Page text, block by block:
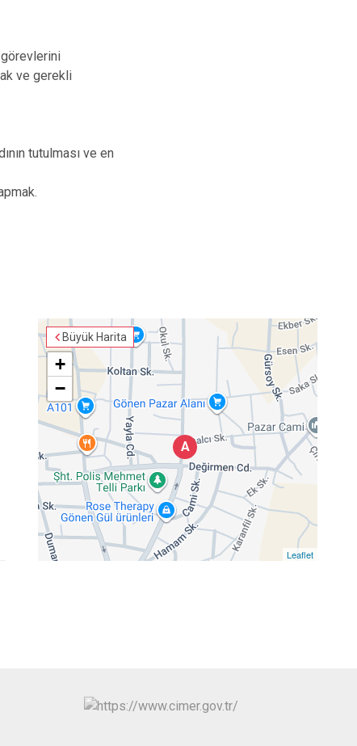
görevlerini
ve gerekli
tutulması ve en
Büyük Harita
A
+
−
Leaflet